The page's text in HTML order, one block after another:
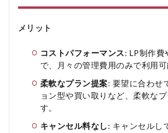
メリット
コストパフォーマンス: LP制作費
で、月々の管理費用のみで利用可
柔軟なプラン提案: 要望に合わせ
ョン型や買い取りなど、柔軟な
す。
キャンセル料なし: キャンセルし